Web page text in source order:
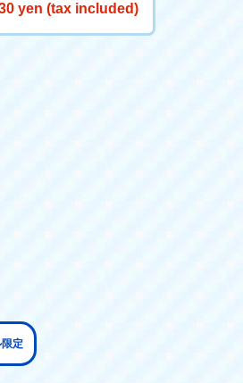
yen (tax included)
定